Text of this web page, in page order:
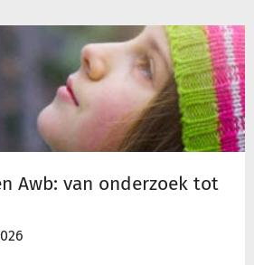
Awb: van onderzoek tot